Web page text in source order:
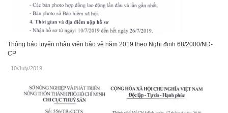
Thông báo tuyển nhân viên bảo vệ năm 2019 theo Nghị định 68/2000/NĐ-
CP
10/July/2019